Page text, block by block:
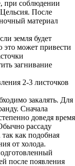
при соблюдении
После
материал
земля будет
это может привести
загнивание
2-3 листочков
закалять. Для
Сначала
доведя время
рассаду
так как подобная
от холода.
после появления